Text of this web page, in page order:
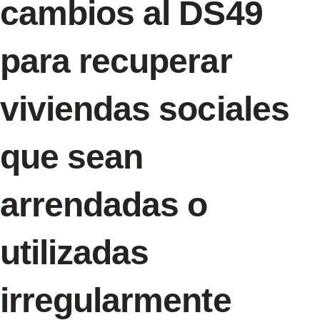
cambios al DS49
para recuperar
viviendas sociales
que sean
arrendadas o
utilizadas
irregularmente